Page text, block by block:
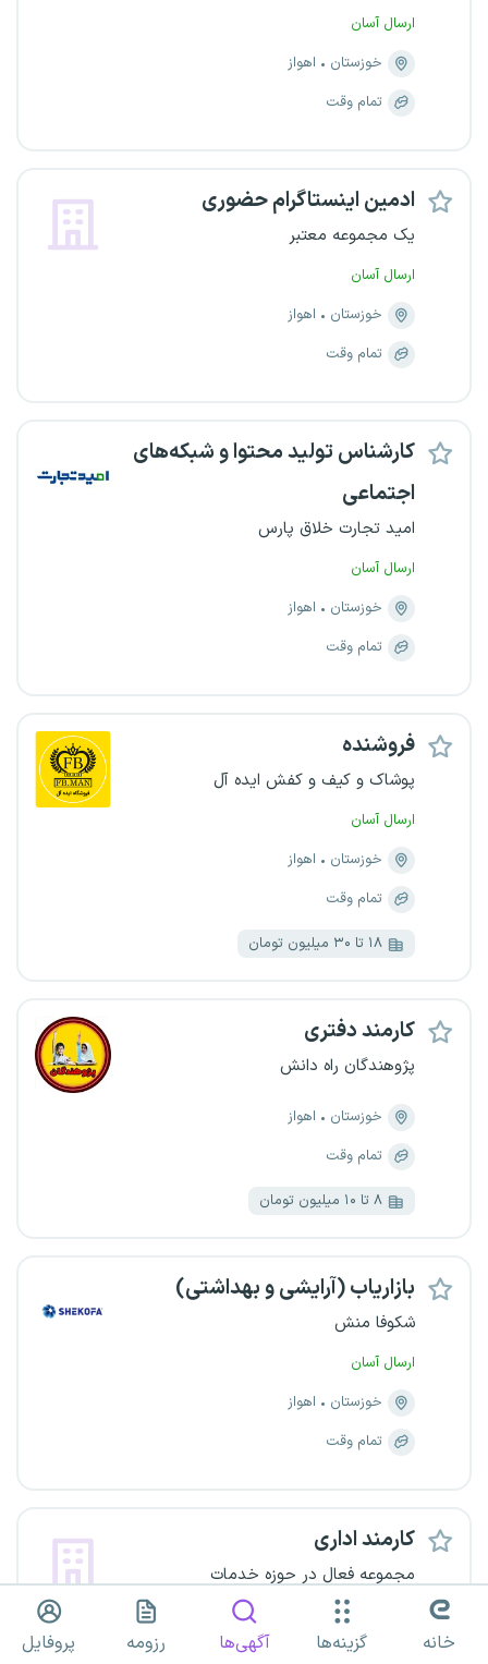
ارسال آسان
خوزستان
اهواز
تمام وقت
ادمین اینستاگرام حضوری
یک مجموعه معتبر
ارسال آسان
خوزستان
اهواز
تمام وقت
کارشناس تولید محتوا و شبکه‌های
اجتماعی
امید تجارت خلاق پارس
ارسال آسان
خوزستان
اهواز
تمام وقت
فروشنده
پوشاک و کیف و کفش ایده آل
ارسال آسان
خوزستان
اهواز
تمام وقت
۱۸ تا ۳۰ میلیون تومان
کارمند دفتری
پژوهندگان راه دانش
خوزستان
اهواز
تمام وقت
۸ تا ۱۰ میلیون تومان
بازاریاب (آرایشی و بهداشتی)
شکوفا منش
ارسال آسان
خوزستان
اهواز
تمام وقت
کارمند اداری
مجموعه فعال در حوزه خدمات
خوزستان
خانه گزینه‌ها آگهی‌ها رزومه پروفایل